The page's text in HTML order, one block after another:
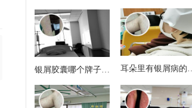
银屑胶囊哪个牌子效
果好
耳朵里有银屑病的症